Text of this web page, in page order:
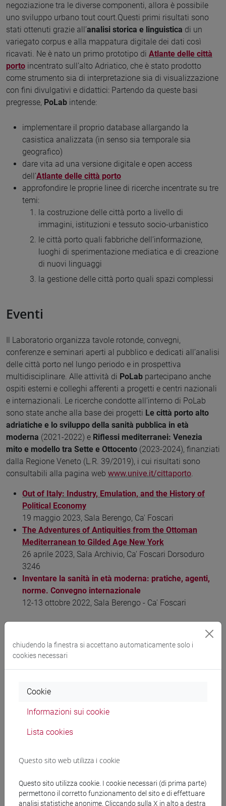
negoziazione tra le diverse componenti, allora è possibile
uno sviluppo urbano tout court.Questi primi risultati sono
stati ottenuti grazie all’analisi storica e linguistica di un
variegato corpus e alla mappatura digitale dei dati così
ricavati. Ne è nato un primo prototipo di Atlante delle città
porto incentrato sull’alto Adriatico, che è stato prodotto
come strumento sia di interpretazione sia di visualizzazione
con fini divulgativi e didattici: Partendo da queste basi
pregresse, PoLab intende:
implementare il proprio database allargando la
casistica analizzata (in senso sia temporale sia
geografico)
dare vita ad una versione digitale e open access
dell’Atlante delle città porto
approfondire le proprie linee di ricerche incentrate su tre
temi:
la costruzione delle città porto a livello di
immagini, istituzioni e tessuto socio-urbanistico
le città porto quali fabbriche dell’informazione,
luoghi di sperimentazione mediatica e di creazione
di nuovi linguaggi
la gestione delle città porto quali spazi complessi
Eventi
Il Laboratorio organizza tavole rotonde, convegni,
conferenze e seminari aperti al pubblico e dedicati all’analisi
delle città porto nel lungo periodo e in prospettiva
multidisciplinare. Alle attività di PoLab partecipano anche
ospiti esterni e colleghi afferenti a progetti e centri nazionali
e internazionali. Le ricerche condotte all’interno di PoLab
sono state anche alla base dei progetti Le città porto alto
adriatiche e lo sviluppo della sanità pubblica in età
moderna (2021-2022) e Riflessi mediterranei: Venezia
mito e modello tra Sette e Ottocento (2023-2024), finanziati
dalla Regione Veneto (L.R. 39/2019), i cui risultati sono
consultabili alla pagina web www.unive.it/cittaporto.
Out of Italy: Industry, Emulation, and the History of
Political Economy
19 maggio 2023, Sala Berengo, Ca' Foscari
The Adventures of Antiquities from the Ottoman
Mediterranean to Gilded Age New York
26 aprile 2023, Sala Archivio, Ca’ Foscari Dorsoduro
3246
Inventare la sanità in età moderna: pratiche, agenti,
norme. Convegno internazionale
12-13 ottobre 2022, Sala Berengo - Ca' Foscari
Membri
Rosa Caroli
Giulia Delogu(coordinatore)
Rolf Petri
Giuseppe Sofo
Antonio Trampus
Luigi Zanin
chiudendo la finestra si accettano automaticamente solo i
cookies necessari
Cookie
Informazioni sui cookie
Lista cookies
Questo sito web utilizza i cookie
Questo sito utilizza cookie. I cookie necessari (di prima parte)
permettono il corretto funzionamento del sito e di effettuare
analisi statistiche anonime. Cliccando sulla X in alto a destra